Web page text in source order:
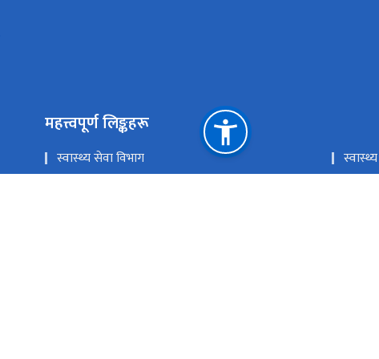
महत्त्वपूर्ण लिङ्कहरू
स्वास्थ्य सेवा विभाग